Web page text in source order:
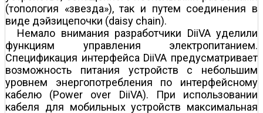
(топология «звезда»), так и путем соединения в
виде дэйзи­цепочки (daisy chain).
Немало внимания разработчики DiiVA уделили
функциям управления электропитанием.
Спецификация интерфейса DiiVA предусматривает
возможность питания устройств с небольшим
уровнем энергопотребления по интерфейсному
кабелю (Power over DiiVA). При использовании
кабеля для мобильных устройств максимальная